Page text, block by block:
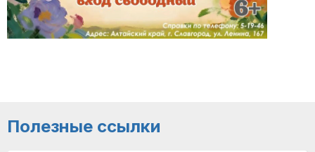
Полезные ссылки